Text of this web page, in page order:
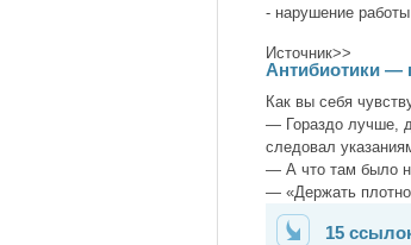
- нарушение
Источник>>
Антибиотики —
Как вы себя
— Гораздо лучше,
следовал
— А что там было
— «Держать
15